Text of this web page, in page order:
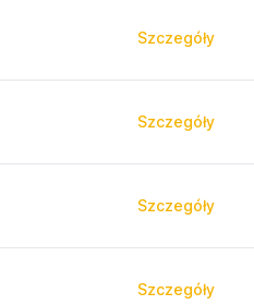
Szczegóły
Szczegóły
Szczegóły
Szczegóły